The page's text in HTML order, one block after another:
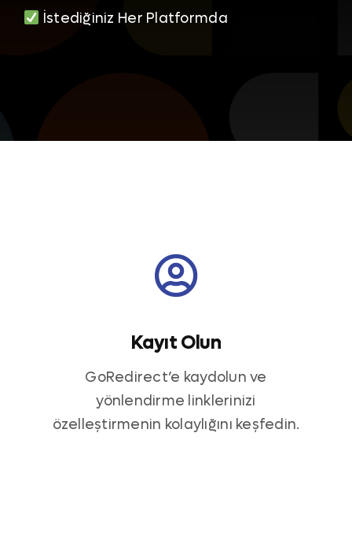
İstediğiniz Her Platformda
Kayıt Olun
GoRedirect’e kaydolun ve
yönlendirme linklerinizi
özelleştirmenin kolaylığını keşfedin.